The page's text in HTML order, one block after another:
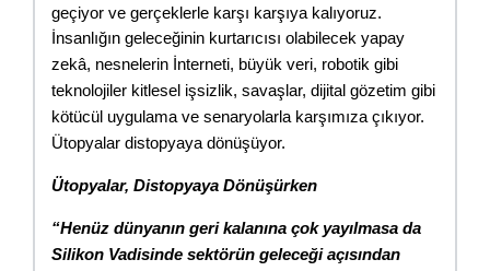
geçiyor ve gerçeklerle karşı karşıya kalıyoruz.
İnsanlığın geleceğinin kurtarıcısı olabilecek yapay
zekâ, nesnelerin İnterneti, büyük veri, robotik gibi
teknolojiler kitlesel işsizlik, savaşlar, dijital gözetim gibi
kötücül uygulama ve senaryolarla karşımıza çıkıyor.
Ütopyalar distopyaya dönüşüyor.
Ütopyalar, Distopyaya Dönüşürken
“Henüz dünyanın geri kalanına çok yayılmasa da
Silikon Vadisinde sektörün geleceği açısından